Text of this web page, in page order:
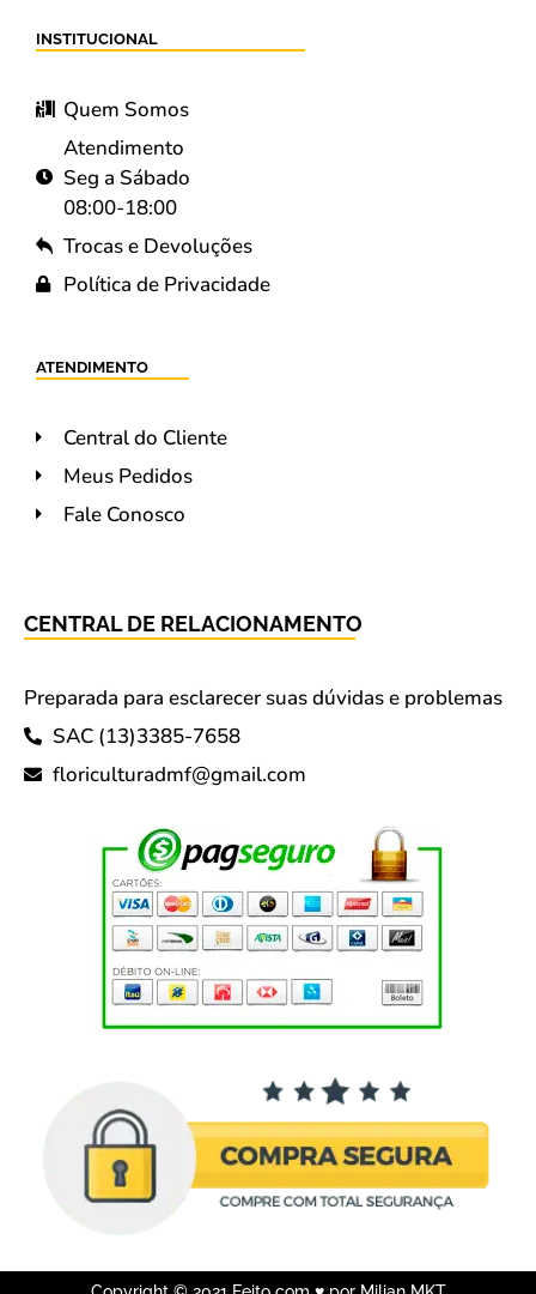
INSTITUCIONAL
Quem Somos
Atendimento
Seg a Sábado
08:00-18:00
Trocas e Devoluções
Política de Privacidade
ATENDIMENTO
Central do Cliente
Meus Pedidos
Fale Conosco
CENTRAL DE RELACIONAMENTO
Preparada para esclarecer suas dúvidas e problemas
SAC (13)3385-7658
floriculturadmf@gmail.com